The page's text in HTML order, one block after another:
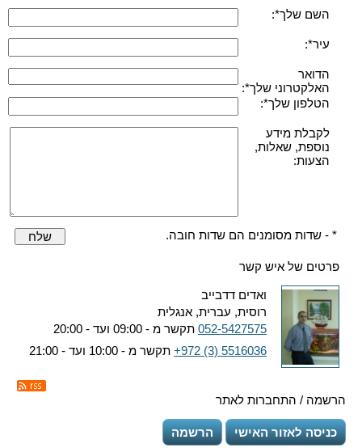
השם שלך*:
עיר*:
הדואר
האלקטרוני שלך*:
הטלפון שלך*:
לקבלת מידע
נוספת, שאלות,
הצעות:
* - שדות מסומנים הם שדות חובה. שלח
פרטים של איש קשר
ואדים דדבייב
רוסית, עברית, אנגלית
052-5427575 תקשר מ - 09:00 ועד - 20:00
+972 (3) 5516036 תקשר מ - 10:00 ועד - 21:00
הרשמה / התחברות לאתר
כניסה לאזור האישי הרשמה